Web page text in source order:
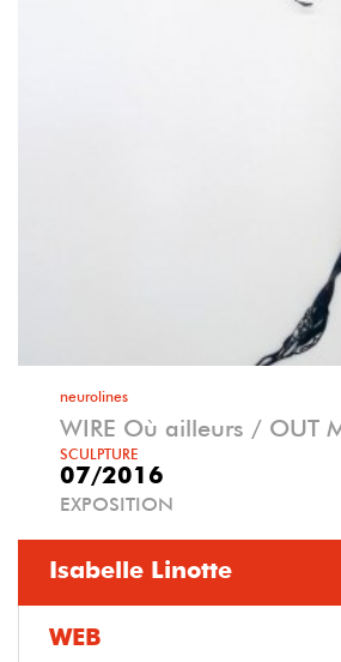
neurolines
WIRE Où ailleurs / OUT
SCULPTURE
07/2016
EXPOSITION
Isabelle Linotte
WEB